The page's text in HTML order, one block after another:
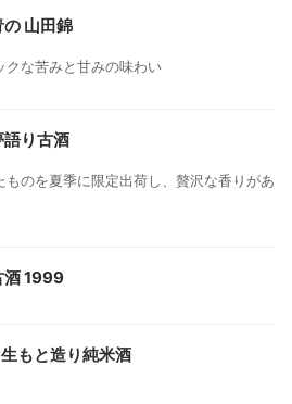
山田錦
クな苦みと甘みの味わい
語り古酒
ものを夏季に限定出荷し、贅沢な香りがあ
酒 1999
もと造り純米酒